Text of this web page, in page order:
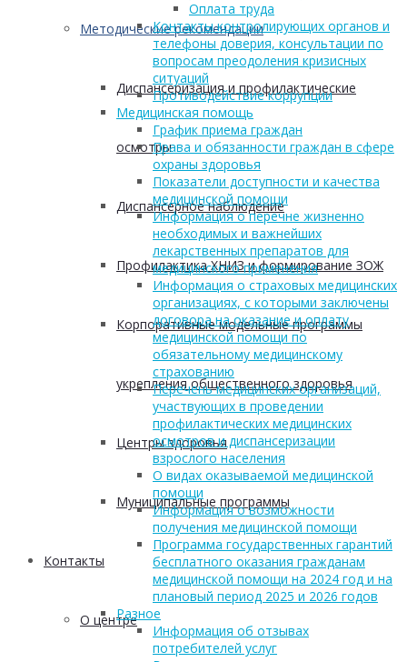
Методические рекомендации
Диспансеризация и профилактические
осмотры
Диспансерное наблюдение
Профилактика ХНИЗ и формирование ЗОЖ
Корпоративные модельные программы
укрепления общественного здоровья
Центры здоровья
Муниципальные программы
Контакты
О центре
Оплата труда
Контакты контролирующих органов и
телефоны доверия, консультации по
вопросам преодоления кризисных
ситуаций
Противодействие коррупции
Медицинская помощь
График приема граждан
Права и обязанности граждан в сфере
охраны здоровья
Показатели доступности и качества
медицинской помощи
Информация о перечне жизненно
необходимых и важнейших
лекарственных препаратов для
медицинского применения
Информация о страховых медицинских
организациях, с которыми заключены
договора на оказание и оплату
медицинской помощи по
обязательному медицинскому
страхованию
Перечень медицинских организаций,
участвующих в проведении
профилактических медицинских
осмотров и диспансеризации
взрослого населения
О видах оказываемой медицинской
помощи
Информация о возможности
получения медицинской помощи
Программа государственных гарантий
бесплатного оказания гражданам
медицинской помощи на 2024 год и на
плановый период 2025 и 2026 годов
Разное
Информация об отзывах
потребителей услуг